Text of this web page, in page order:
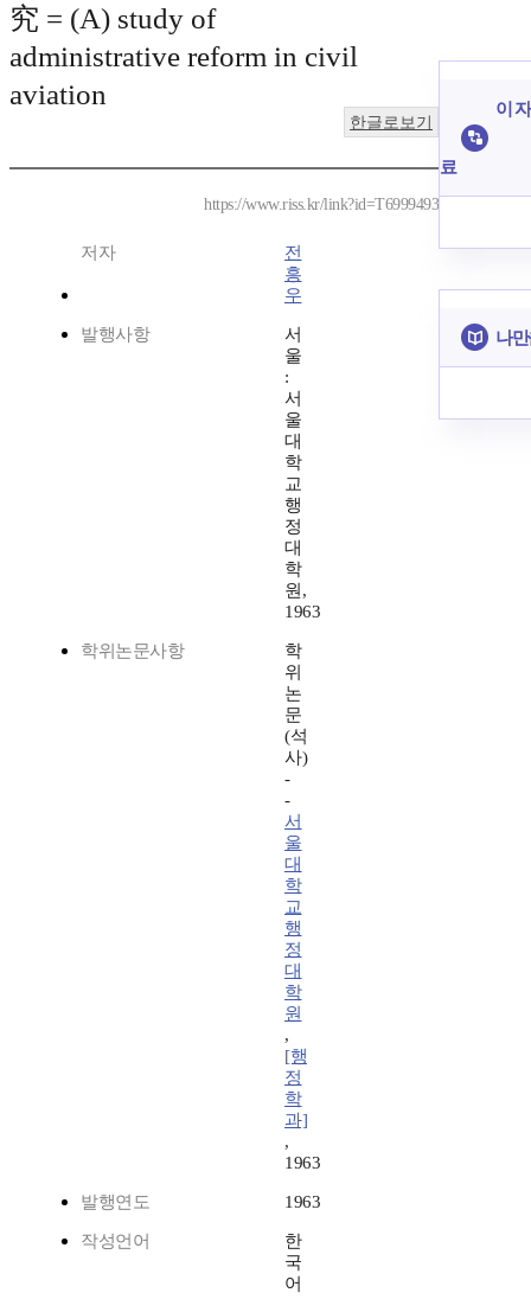
究 = (A) study of
administrative reform in civil
aviation
한글로보기
https://www.riss.kr/link?id=T6999493
저자
전
흥
우
발행사항
서
울
:
서
울
대
학
교
행
정
대
학
원,
1963
학위논문사항
학
위
논
문
(석
사)
-
-
서
울
대
학
교
행
정
대
학
원
,
[행
정
학
과]
,
1963
발행연도 1963
작성언어
한
국
어
이
료
나